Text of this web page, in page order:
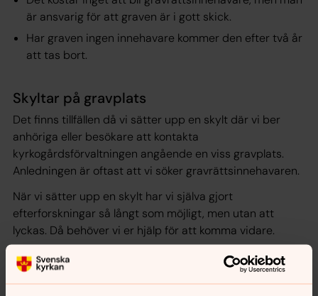
är ansvarig för att graven är i gott skick.
Har graven ingen innehavare kommer den efter två år
att tas bort.
Skyltar på gravplats
Det finns tillfällen då vi sätter upp en skylt där vi ber
anhöriga eller besökare att kontakta
kyrkogårdsförvaltningen angående en viss gravplats.
Anledningen är oftast att vi söker gravrättsinnehavaren.
När vi sätter upp en skylt har vi själva gjort
efterforskningar så långt som möjligt, men utan att
lyckas. Då behöver vi er hjälp för att komma vidare.
Glöm inte att meddela adressändring!